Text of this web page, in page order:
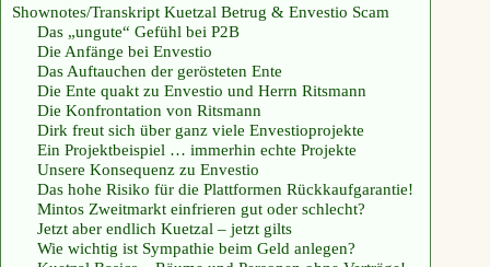
Shownotes/Transkript Kuetzal Betrug & Envestio Scam
Das „ungute“ Gefühl bei P2B
Die Anfänge bei Envestio
Das Auftauchen der gerösteten Ente
Die Ente quakt zu Envestio und Herrn Ritsmann
Die Konfrontation von Ritsmann
Dirk freut sich über ganz viele Envestioprojekte
Ein Projektbeispiel … immerhin echte Projekte
Unsere Konsequenz zu Envestio
Das hohe Risiko für die Plattformen Rückkaufgarantie!
Mintos Zweitmarkt einfrieren gut oder schlecht?
Jetzt aber endlich Kuetzal – jetzt gilts
Wie wichtig ist Sympathie beim Geld anlegen?